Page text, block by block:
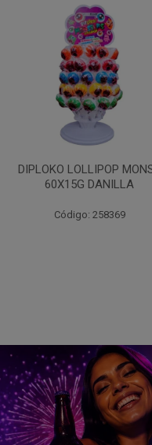
DIPLOKO LOLLIPOP
OCEANO 60X15G DANILLA
Código: 258620